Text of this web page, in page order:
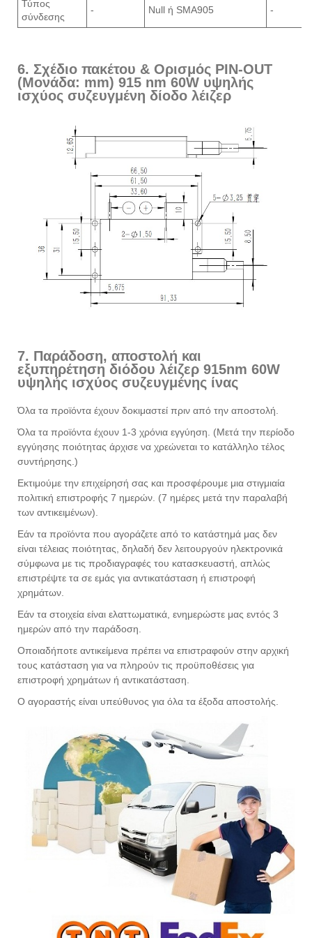
Τύπος
σύνδεσης
- Null ή SMA905 -
6. Σχέδιο πακέτου & Ορισμός PIN-OUT
(Μονάδα: mm) 915 nm 60W υψηλής
ισχύος συζευγμένη δίοδο λέιζερ
7. Παράδοση, αποστολή και
εξυπηρέτηση διόδου λέιζερ 915nm 60W
υψηλής ισχύος συζευγμένης ίνας
Όλα τα προϊόντα έχουν δοκιμαστεί πριν από την αποστολή.
Όλα τα προϊόντα έχουν 1-3 χρόνια εγγύηση. (Μετά την περίοδο
εγγύησης ποιότητας άρχισε να χρεώνεται το κατάλληλο τέλος
συντήρησης.)
Εκτιμούμε την επιχείρησή σας και προσφέρουμε μια στιγμιαία
πολιτική επιστροφής 7 ημερών. (7 ημέρες μετά την παραλαβή
των αντικειμένων).
Εάν τα προϊόντα που αγοράζετε από το κατάστημά μας δεν
είναι τέλειας ποιότητας, δηλαδή δεν λειτουργούν ηλεκτρονικά
σύμφωνα με τις προδιαγραφές του κατασκευαστή, απλώς
επιστρέψτε τα σε εμάς για αντικατάσταση ή επιστροφή
χρημάτων.
Εάν τα στοιχεία είναι ελαττωματικά, ενημερώστε μας εντός 3
ημερών από την παράδοση.
Οποιαδήποτε αντικείμενα πρέπει να επιστραφούν στην αρχική
τους κατάσταση για να πληρούν τις προϋποθέσεις για
επιστροφή χρημάτων ή αντικατάσταση.
Ο αγοραστής είναι υπεύθυνος για όλα τα έξοδα αποστολής.